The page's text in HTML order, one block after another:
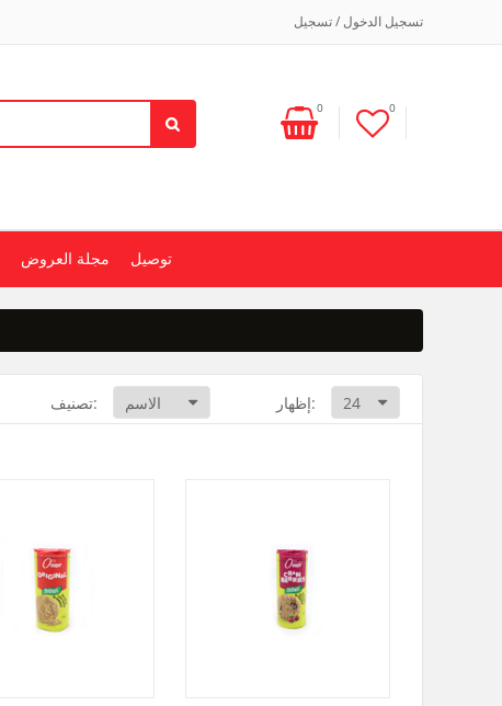
تسجيل الدخول / تسجيل
0 0
مجلة العروض توصيل
تصنيف: إظهار: